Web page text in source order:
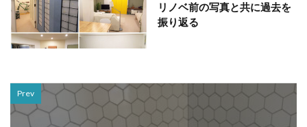
リノベ前の写真と共に過去を
振り返る
Prev